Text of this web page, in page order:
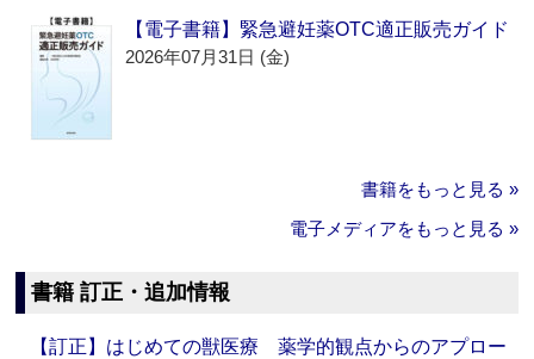
【電子書籍】緊急避妊薬OTC適正販売ガイド
2026年07月31日 (金)
書籍をもっと見る »
電子メディアをもっと見る »
書籍 訂正・追加情報
【訂正】はじめての獣医療 薬学的観点からのアプロー